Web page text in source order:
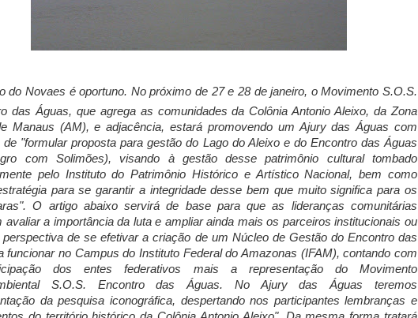
do Novaes é oportuno. No próximo de 27 e 28 de janeiro, o Movimento S.O.S.
das Águas, que agrega as comunidades da Colônia Antonio Aleixo, da Zona
Manaus (AM), e adjacência, estará promovendo um Ajury das Águas com
de "formular proposta para gestão do Lago do Aleixo e do Encontro das Águas
com Solimões), visando à gestão desse patrimônio cultural tombado
pelo Instituto do Patrimônio Histórico e Artístico Nacional, bem como
para se garantir a integridade desse bem que muito significa para os
O artigo abaixo servirá de base para que as lideranças comunitárias
avaliar a importância da luta e ampliar ainda mais os parceiros institucionais ou
perspectiva de se efetivar a criação de um Núcleo de Gestão do Encontro das
funcionar no Campus do Instituto Federal do Amazonas (IFAM), contando com
dos entes federativos mais a representação do Movimento
S.O.S. Encontro das Águas. No Ajury das Águas teremos
da pesquisa iconográfica, despertando nos participantes lembranças e